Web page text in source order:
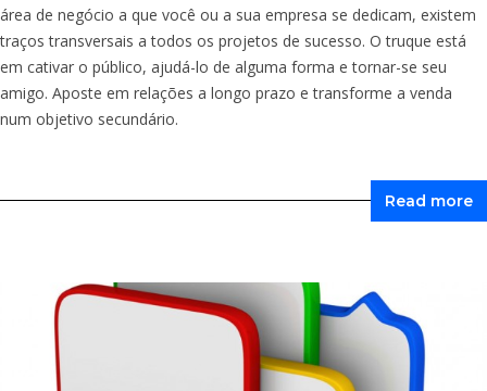
área de negócio a que você ou a sua empresa se dedicam, existem
traços transversais a todos os projetos de sucesso. O truque está
em cativar o público, ajudá-lo de alguma forma e tornar-se seu
amigo. Aposte em relações a longo prazo e transforme a venda
num objetivo secundário.
Read more